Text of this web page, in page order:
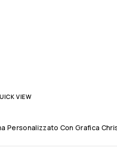
VIEW
Personalizzato Con Grafica